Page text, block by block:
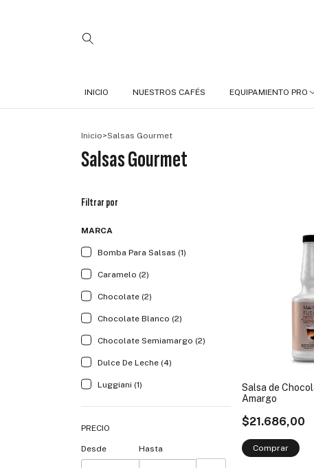
INICIO NUESTROS CAFÉS EQUIPAMIENTO PRO
Inicio>Salsas Gourmet
Salsas Gourmet
Filtrar por
MARCA
Bomba Para Salsas (1)
Caramelo (2)
Chocolate (2)
Chocolate Blanco (2)
Chocolate Semiamargo (2)
Dulce De Leche (4)
Luggiani (1)
PRECIO
Desde Hasta
Salsa de
Amargo
$21.686,00